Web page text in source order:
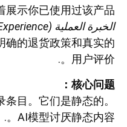
示你已使用过该产品。,
الخبرة العملية (Experience)
确的退货政策和真实的
用户评价。.
核心问题：
目。它们是静态的。
AI模型讨厌静态内容。.